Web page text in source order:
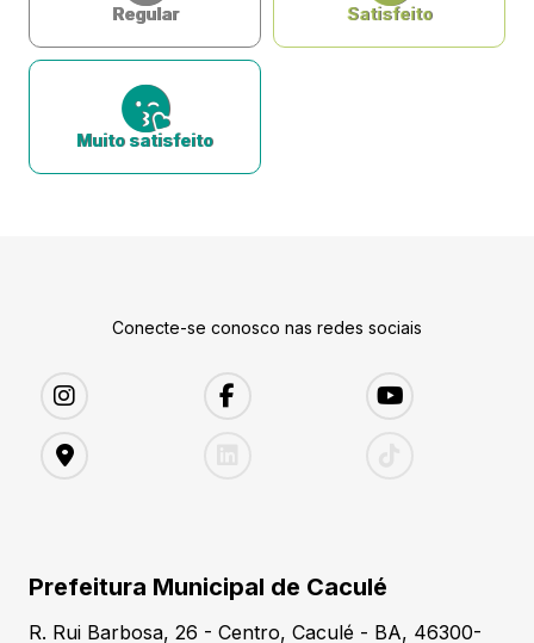
Regular Satisfeito
Muito satisfeito
Conecte-se conosco nas redes sociais
Prefeitura Municipal de Caculé
R. Rui Barbosa, 26 - Centro, Caculé - BA, 46300-